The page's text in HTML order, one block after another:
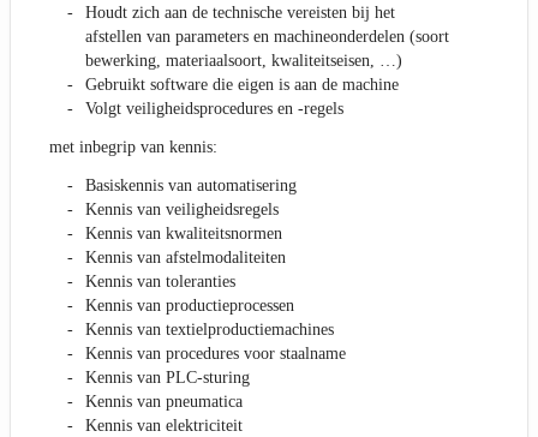
Houdt zich aan de technische vereisten bij het
afstellen van parameters en machineonderdelen (soort
bewerking, materiaalsoort, kwaliteitseisen, …)
Gebruikt software die eigen is aan de machine
Volgt veiligheidsprocedures en -regels
met inbegrip van kennis:
Basiskennis van automatisering
Kennis van veiligheidsregels
Kennis van kwaliteitsnormen
Kennis van afstelmodaliteiten
Kennis van toleranties
Kennis van productieprocessen
Kennis van textielproductiemachines
Kennis van procedures voor staalname
Kennis van PLC-sturing
Kennis van pneumatica
Kennis van elektriciteit